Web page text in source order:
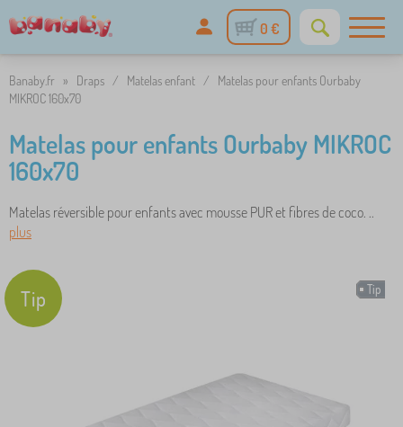
0 €
Banaby.fr » Draps / Matelas enfant /
Matelas pour enfants Ourbaby
MIKROC 160x70
Matelas pour enfants Ourbaby MIKROC
160x70
Matelas réversible pour enfants avec mousse PUR et fibres de coco. ..
plus
Tip
Tip